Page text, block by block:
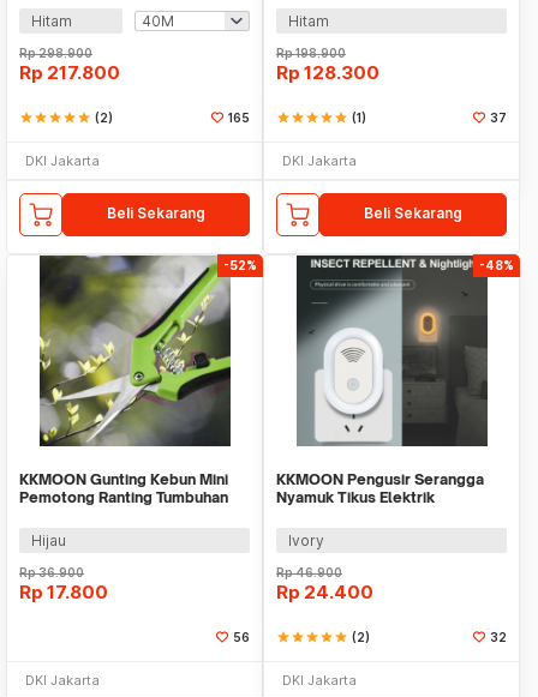
Hitam
Rp298.900
Rp 217.800
starstarstarstarstar (2) 165
DKI Jakarta
Beli Sekarang
Hitam
Rp198.900
Rp 128.300
starstarstarstarstar (1) 37
DKI Jakarta
Beli Sekarang
-52%
KKMOON Gunting Kebun Mini
Pemotong Ranting Tumbuhan
Hijau
Rp36.900
Rp 17.800
56
DKI Jakarta
-48%
KKMOON Pengusir Serangga
Nyamuk Tikus Elektrik
Ivory
Rp46.900
Rp 24.400
starstarstarstarstar (2) 32
DKI Jakarta